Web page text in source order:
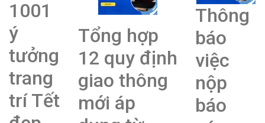
1001
ý
tưởng
trang
trí Tết
Tổng hợp
12 quy định
giao thông
mới áp
Thông
báo
việc
nộp
báo